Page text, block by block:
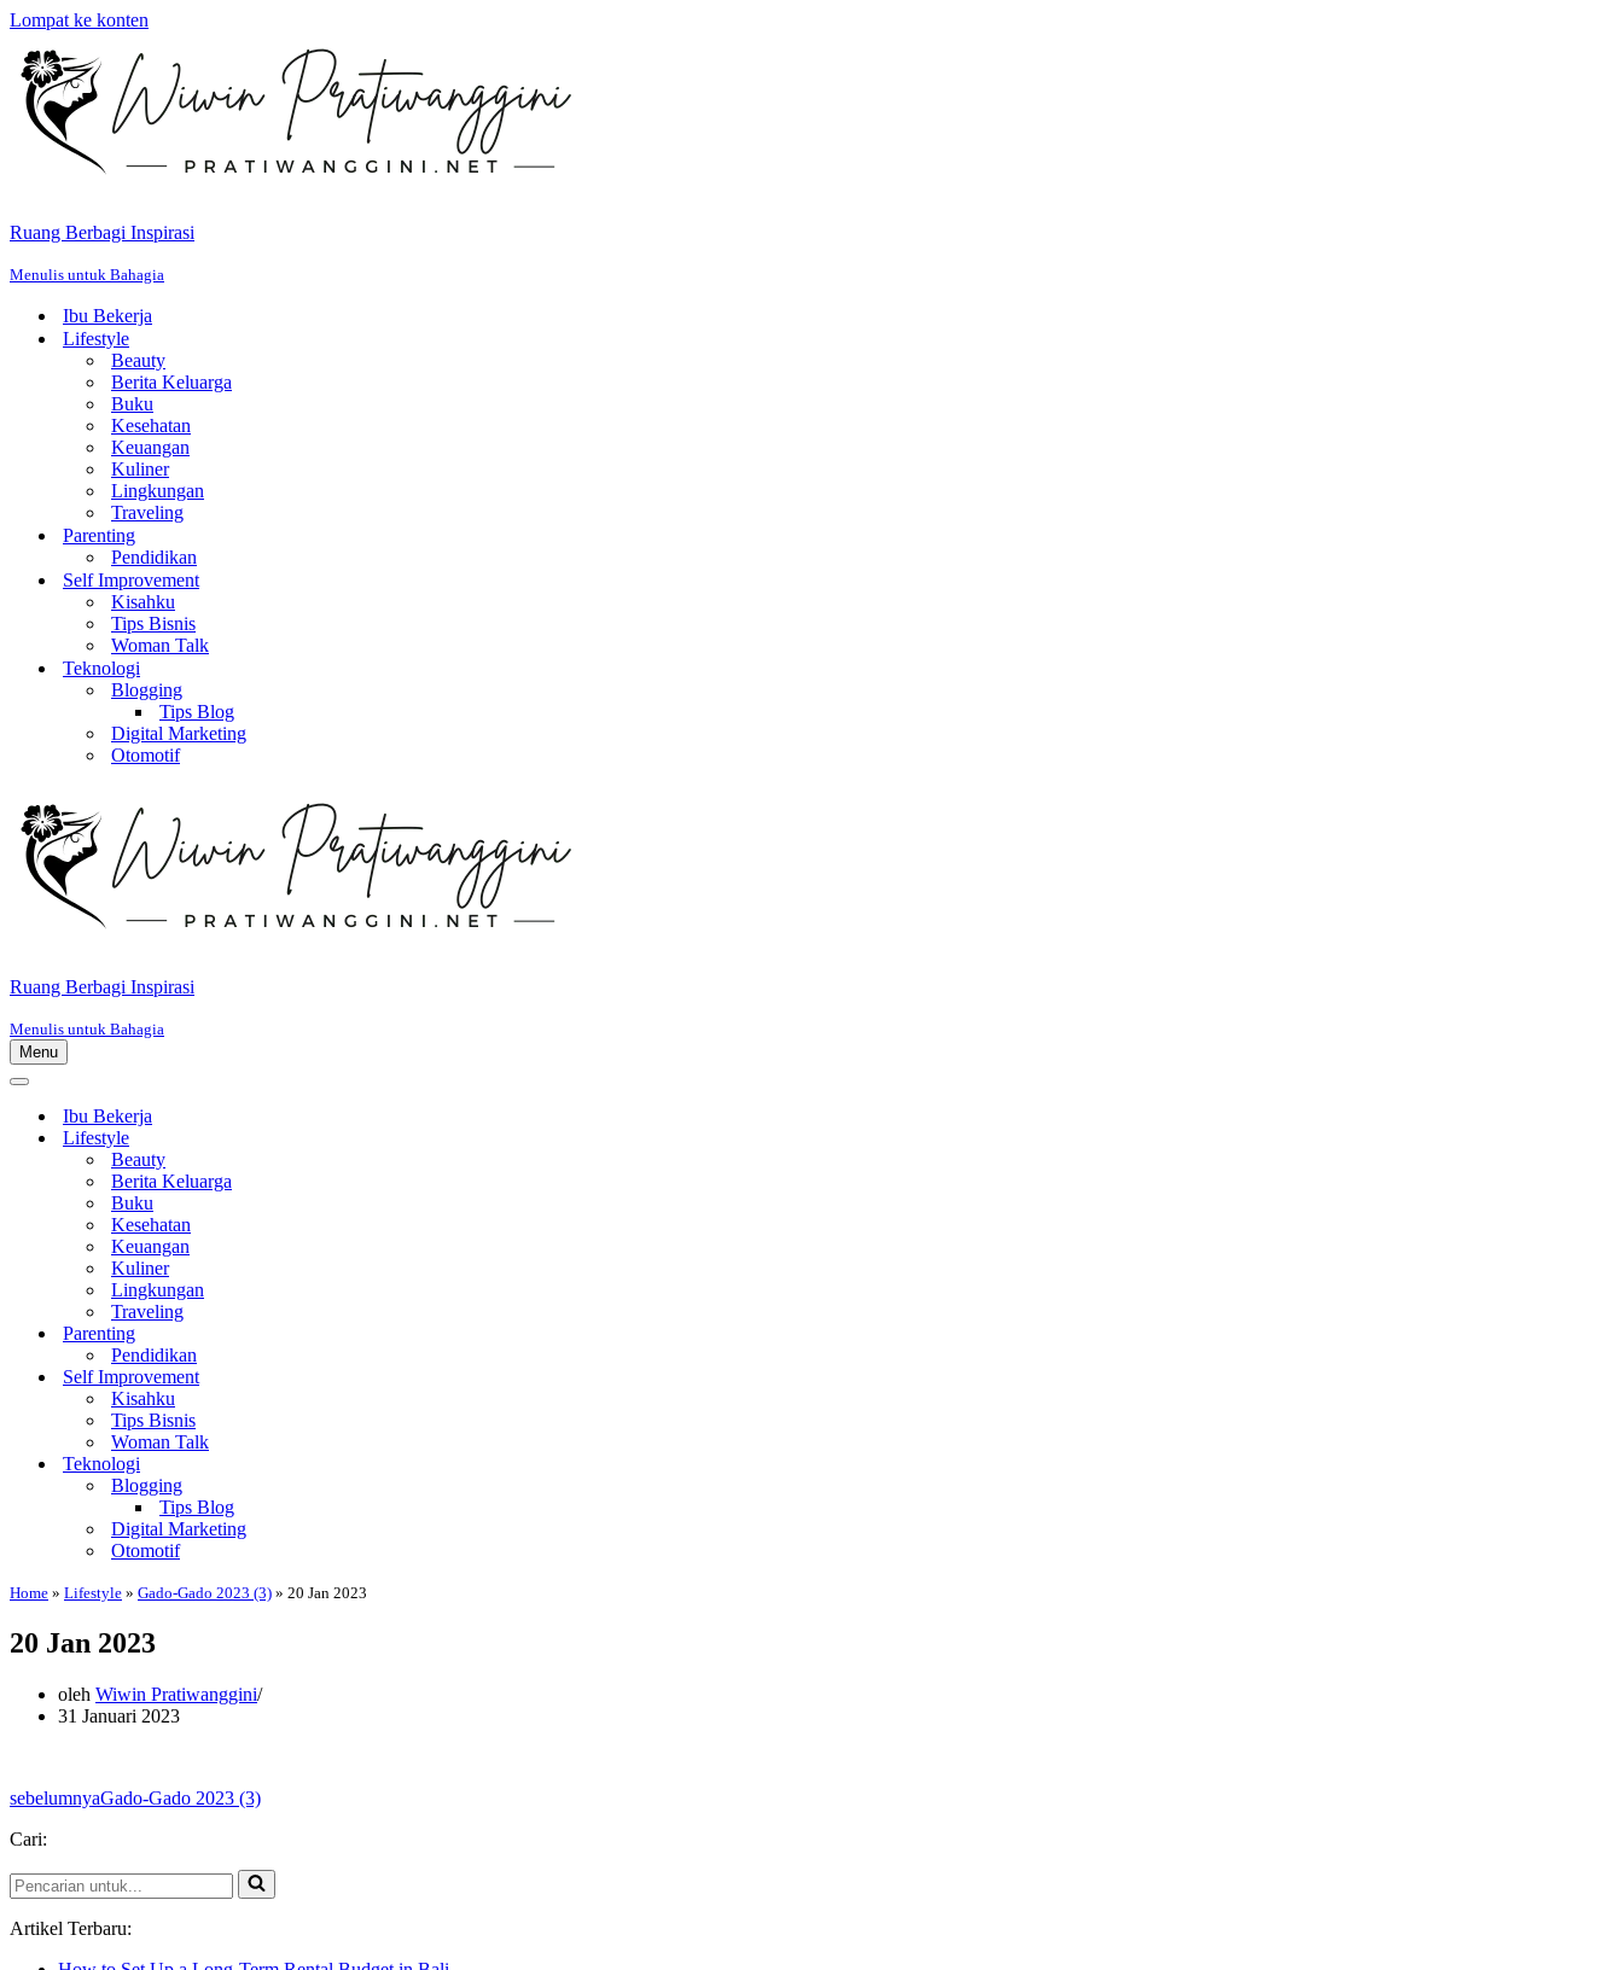
Lompat ke konten
Ruang Berbagi Inspirasi
Menulis untuk Bahagia
Ibu Bekerja
Lifestyle
Beauty
Berita Keluarga
Buku
Kesehatan
Keuangan
Kuliner
Lingkungan
Traveling
Parenting
Pendidikan
Self Improvement
Kisahku
Tips Bisnis
Woman Talk
Teknologi
Blogging
Tips Blog
Digital Marketing
Otomotif
Ruang Berbagi Inspirasi
Menulis untuk Bahagia
Menu
Menu
Menu
NavigasiIbu Bekerja
Lifestyle
Beauty
Berita Keluarga
Buku
Kesehatan
Keuangan
Kuliner
Lingkungan
Traveling
Parenting
Pendidikan
Self Improvement
Kisahku
Tips Bisnis
Woman Talk
Teknologi
Blogging
Tips Blog
Digital Marketing
Otomotif
Home » Lifestyle » Gado-Gado 2023 (3) » 20 Jan 2023
20 Jan 2023
oleh Wiwin Pratiwanggini
31 Januari 2023
sebelumnyaGado-Gado 2023 (3)
Cari:
Pencarian
untuk...
Artikel Terbaru: